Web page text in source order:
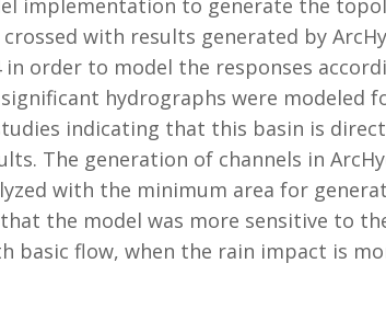
implementation to generate the
with results generated by
order to model the responses
hydrographs were modeled
indicating that this basin is
The generation of channels in
with the minimum area for
the model was more sensitive to
flow, when the rain impact is